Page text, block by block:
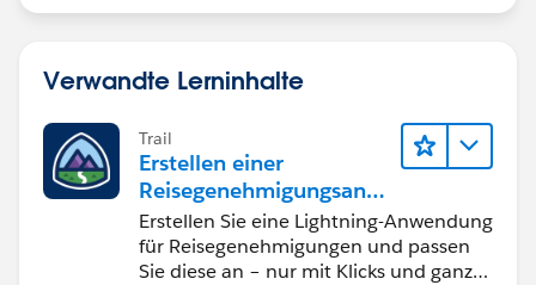
Verwandte Lerninhalte
Trail
Erstellen einer
Reisegenehmigungsanw
endung namens "Travel
Approval"
Erstellen Sie eine Lightning-Anwendung
für Reisegenehmigungen und passen
Sie diese an – nur mit Klicks und ganz